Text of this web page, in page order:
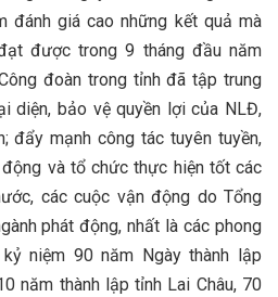
đánh giá cao những kết quả mà
được trong 9 tháng đầu năm
đoàn trong tỉnh đã tập trung
diện, bảo vệ quyền lợi của NLĐ,
đẩy mạnh công tác tuyên tuyền,
và tổ chức thực hiện tốt các
các cuộc vận động do Tổng
phát động, nhất là các phong
niệm 90 năm Ngày thành lập
năm thành lập tỉnh Lai Châu, 70